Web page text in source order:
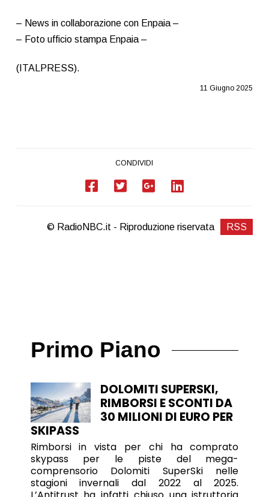
– News in collaborazione con Enpaia –
– Foto ufficio stampa Enpaia –
(ITALPRESS).
11 Giugno 2025
CONDIVIDI
© RadioNBC.it - Riproduzione riservata RSS
Primo Piano
DOLOMITI SUPERSKI,
RIMBORSI E SCONTI DA
30 MILIONI DI EURO PER
SKIPASS
Rimborsi in vista per chi ha comprato
skypass per le piste del mega-
comprensorio Dolomiti SuperSki nelle
stagioni invernali dal 2022 al 2025.